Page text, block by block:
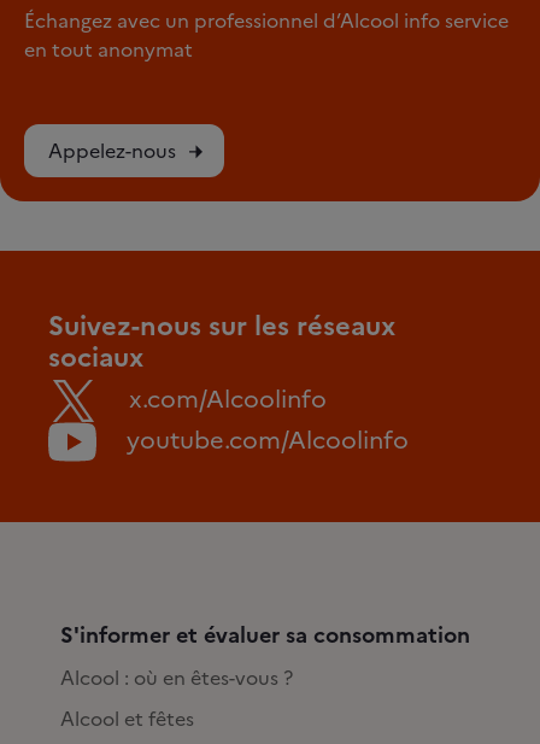
Échangez avec un professionnel d’Alcool info service
en tout anonymat
Appelez-nous
Suivez-nous sur les réseaux
sociaux
x.com/Alcoolinfo
youtube.com/Alcoolinfo
S'informer et évaluer sa consommation
Alcool : où en êtes-vous ?
Alcool et fêtes